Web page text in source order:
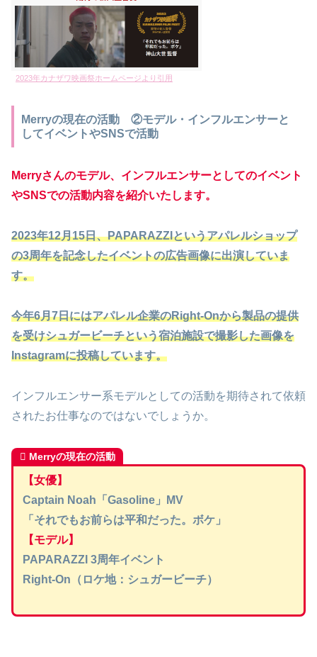
2023年カナザワ映画祭ホームページより引用
Merryの現在の活動 ②モデル・インフルエンサーと
してイベントやSNSで活動
Merryさんのモデル、インフルエンサーとしてのイベント
やSNSでの活動内容を紹介いたします。
2023年12月15日、PAPARAZZIというアパレルショップ
の3周年を記念したイベントの広告画像に出演していま
す。
今年6月7日にはアパレル企業のRight-Onから製品の提供
を受けシュガービーチという宿泊施設で撮影した画像を
Instagramに投稿しています。
インフルエンサー系モデルとしての活動を期待されて依頼
されたお仕事なのではないでしょうか。
Merryの現在の活動
【女優】
Captain Noah「Gasoline」MV
「それでもお前らは平和だった。ボケ」
【モデル】
PAPARAZZI 3周年イベント
Right-On（ロケ地：シュガービーチ）